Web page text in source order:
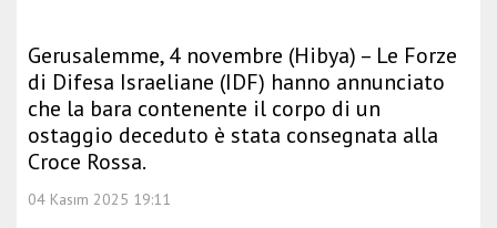
Gerusalemme, 4 novembre (Hibya) – Le Forze
di Difesa Israeliane (IDF) hanno annunciato
che la bara contenente il corpo di un
ostaggio deceduto è stata consegnata alla
Croce Rossa.
04 Kasım 2025 19:11